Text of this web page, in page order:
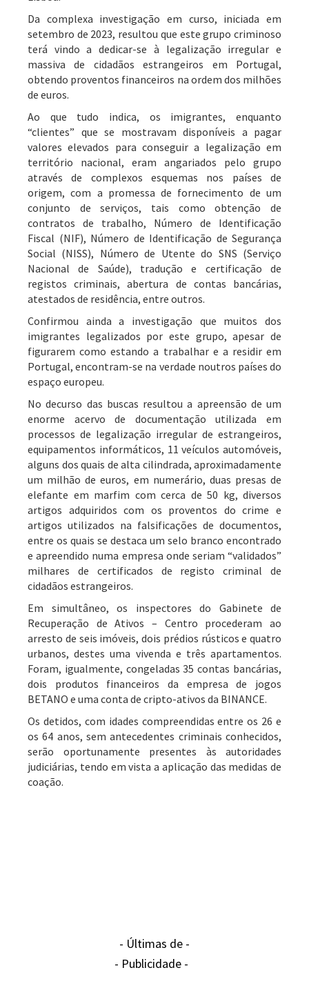
Da complexa investigação em curso, iniciada em
setembro de 2023, resultou que este grupo criminoso
terá vindo a dedicar-se à legalização irregular e
massiva de cidadãos estrangeiros em Portugal,
obtendo proventos financeiros na ordem dos milhões
de euros.
Ao que tudo indica, os imigrantes, enquanto
“clientes” que se mostravam disponíveis a pagar
valores elevados para conseguir a legalização em
território nacional, eram angariados pelo grupo
através de complexos esquemas nos países de
origem, com a promessa de fornecimento de um
conjunto de serviços, tais como obtenção de
contratos de trabalho, Número de Identificação
Fiscal (NIF), Número de Identificação de Segurança
Social (NISS), Número de Utente do SNS (Serviço
Nacional de Saúde), tradução e certificação de
registos criminais, abertura de contas bancárias,
atestados de residência, entre outros.
Confirmou ainda a investigação que muitos dos
imigrantes legalizados por este grupo, apesar de
figurarem como estando a trabalhar e a residir em
Portugal, encontram-se na verdade noutros países do
espaço europeu.
No decurso das buscas resultou a apreensão de um
enorme acervo de documentação utilizada em
processos de legalização irregular de estrangeiros,
equipamentos informáticos, 11 veículos automóveis,
alguns dos quais de alta cilindrada, aproximadamente
um milhão de euros, em numerário, duas presas de
elefante em marfim com cerca de 50 kg, diversos
artigos adquiridos com os proventos do crime e
artigos utilizados na falsificações de documentos,
entre os quais se destaca um selo branco encontrado
e apreendido numa empresa onde seriam “validados”
milhares de certificados de registo criminal de
cidadãos estrangeiros.
Em simultâneo, os inspectores do Gabinete de
Recuperação de Ativos – Centro procederam ao
arresto de seis imóveis, dois prédios rústicos e quatro
urbanos, destes uma vivenda e três apartamentos.
Foram, igualmente, congeladas 35 contas bancárias,
dois produtos financeiros da empresa de jogos
BETANO e uma conta de cripto-ativos da BINANCE.
Os detidos, com idades compreendidas entre os 26 e
os 64 anos, sem antecedentes criminais conhecidos,
serão oportunamente presentes às autoridades
judiciárias, tendo em vista a aplicação das medidas de
coação.
- Últimas de -
- Publicidade -